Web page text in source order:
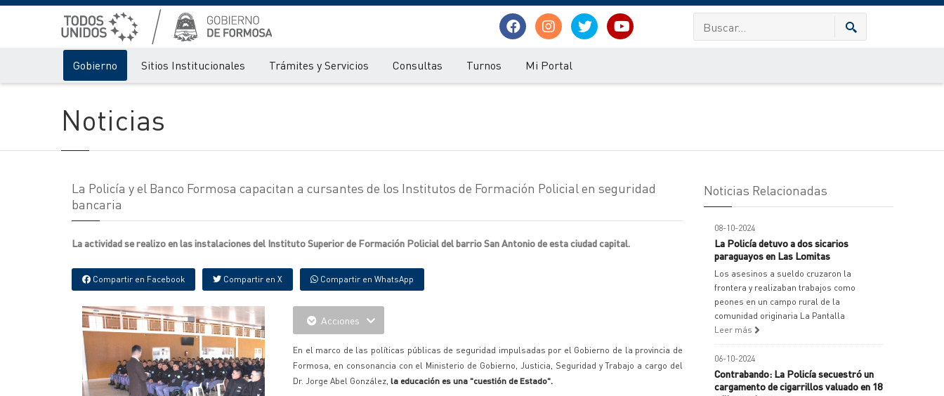
Gobierno Sitios Institucionales Trámites y Servicios Consultas Turnos Mi Portal
Noticias
La Policía y el Banco Formosa capacitan a cursantes de los Institutos de Formación Policial en seguridad
bancaria
La actividad se realizo en las instalaciones del Instituto Superior de Formación Policial del barrio San Antonio de esta ciudad capital.
Compartir en Facebook Compartir en X Compartir en WhatsApp
Acciones
En el marco de las políticas públicas de seguridad impulsadas por el Gobierno de la provincia de
Formosa, en consonancia con el Ministerio de Gobierno, Justicia, Seguridad y Trabajo a cargo del
Dr. Jorge Abel González, la educación es una "cuestión de Estado".
Noticias Relacionadas
08-10-2024
La Policía detuvo a dos sicarios
paraguayos en Las Lomitas
Los asesinos a sueldo cruzaron la
frontera y realizaban trabajos como
peones en un campo rural de la
comunidad originaria La Pantalla
Leer más
06-10-2024
Contrabando: La Policía secuestró un
cargamento de cigarrillos valuado en 18